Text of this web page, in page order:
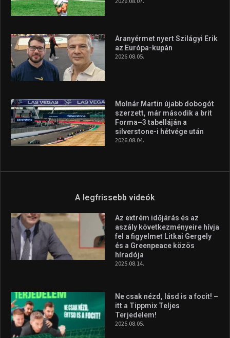
Aranyérmet nyert Szilágyi Erik
az Európa-kupán
2026.08.05.
Molnár Martin újabb dobogót
szerzett, már második a brit
Forma–3 tabelláján a
silverstone-i hétvége után
2026.08.04.
A legfrissebb videók
Az extrém időjárás és az
aszály következményeire hívja
fel a figyelmet Litkai Gergely
és a Greenpeace közös
híradója
2025.08.14.
Ne csak nézd, lásd is a focit! –
itt a Tippmix Teljes
Terjedelem!
2025.08.05.